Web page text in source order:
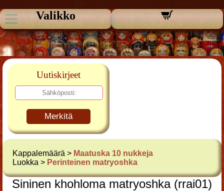
Valikko
Uutiskirjeet
Merkitä
Kappalemäärä > Maatuska 10 nukkeja
Luokka > Perinteinen matryoshka
Sininen khohloma matryoshka (rrai01)